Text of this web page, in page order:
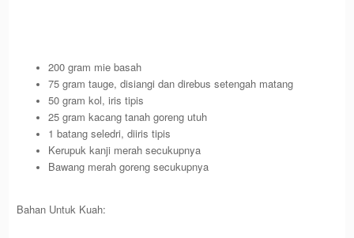
200 gram mie basah
75 gram tauge, disiangi dan direbus setengah matang
50 gram kol, iris tipis
25 gram kacang tanah goreng utuh
1 batang seledri, diiris tipis
Kerupuk kanji merah secukupnya
Bawang merah goreng secukupnya
Bahan Untuk Kuah: